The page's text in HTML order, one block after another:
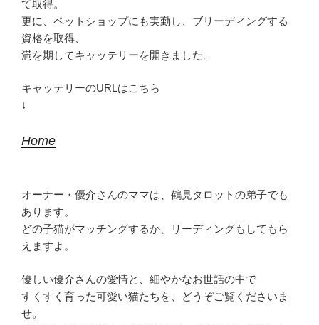
て取得。
更に、ペットショップにも実勤し、ブリーディングする
資格を取得、
満を期してキャッテリーを開きました。
キャッテリーのURLはこちら
↓
Home
オーナー・優介さんのママは、鶴見タロットの弟子でも
あります。
どの子猫がマッチングするか、リーディングもしてもら
えますよ。
優しい優介さんの愛情と、細やかなお世話の中で
すくすく育った可愛い猫たちを、どうぞご覧くださいま
せ。